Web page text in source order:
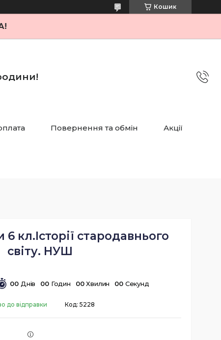
Кошик
Повернення та обмін Акції
6 кл.Історії стародавнього
світу. НУШ
00 Днів 00 Годин 00 Хвилин 00 Секунд
до відправки Код: 5228